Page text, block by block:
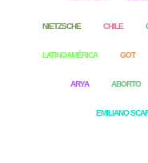
NIETZSCHE CHILE
LATINOAMÉRICA GOT
ARYA ABORTO
EMILIANO